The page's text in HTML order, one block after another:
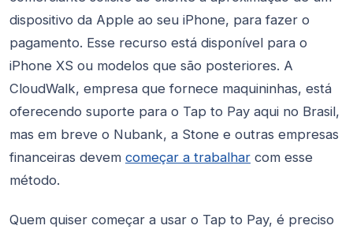
dispositivo da Apple ao seu iPhone, para fazer o
pagamento. Esse recurso está disponível para o
iPhone XS ou modelos que são posteriores. A
CloudWalk, empresa que fornece maquininhas, está
oferecendo suporte para o Tap to Pay aqui no Brasil,
mas em breve o Nubank, a Stone e outras empresas
financeiras devem começar a trabalhar com esse
método.
Quem quiser começar a usar o Tap to Pay, é preciso